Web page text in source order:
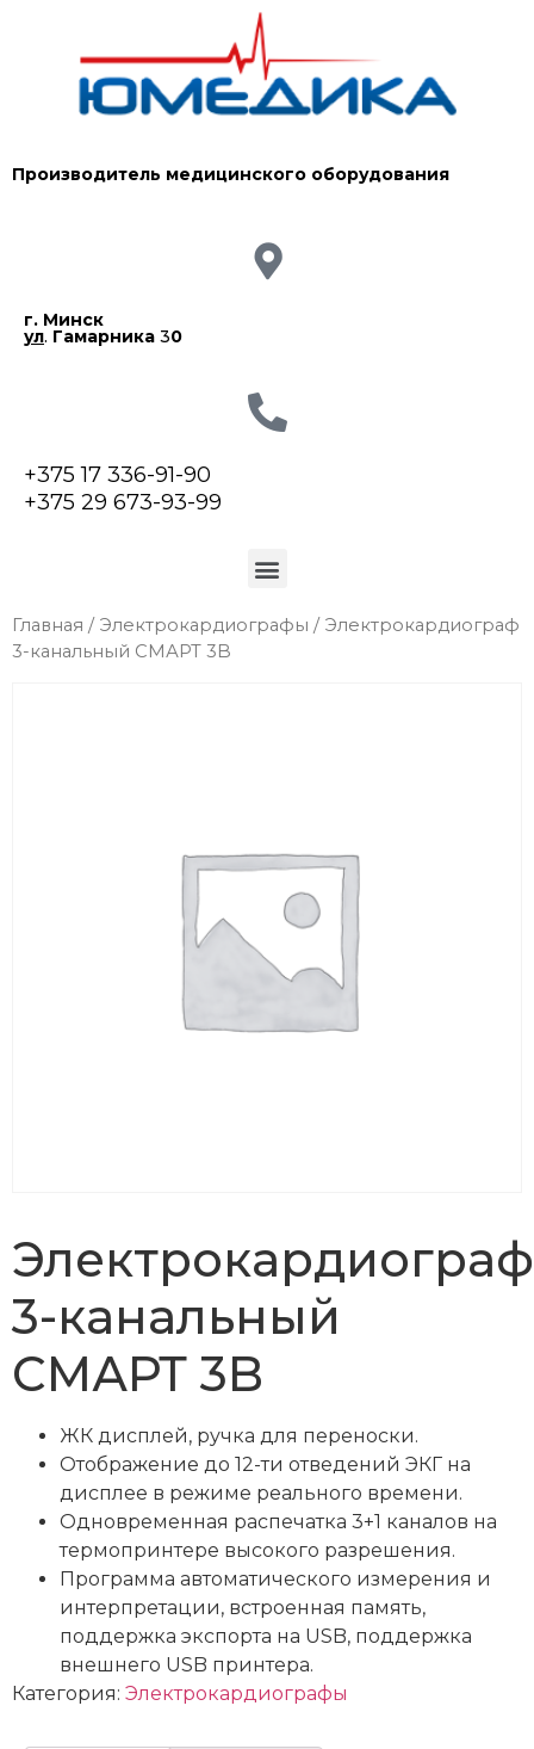
Производитель медицинского оборудования
г. Минск
ул. Гамарника 30
+375 17 336-91-90
+375 29 673-93-99
Главная / Электрокардиографы / Электрокардиограф
3-канальный СМАРТ 3B
Электрокардиограф
3-канальный
СМАРТ 3B
ЖК дисплей, ручка для переноски.
Отображение до 12-ти отведений ЭКГ на
дисплее в режиме реального времени.
Одновременная распечатка 3+1 каналов на
термопринтере высокого разрешения.
Программа автоматического измерения и
интерпретации, встроенная память,
поддержка экспорта на USB, поддержка
внешнего USB принтера.
Категория: Электрокардиографы